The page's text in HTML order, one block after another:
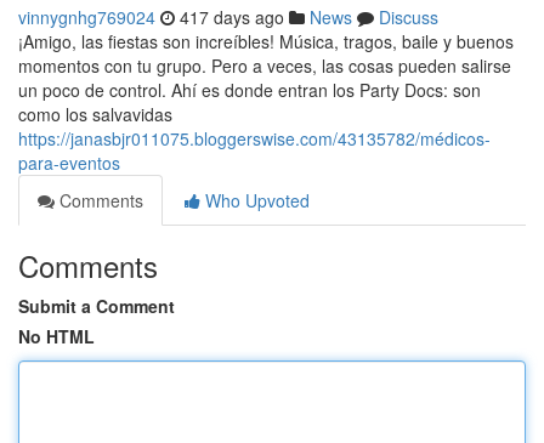
vinnygnhg769024 417 days ago News
Discuss
¡Amigo, las fiestas son increíbles! Música, tragos, baile y buenos
momentos con tu grupo. Pero a veces, las cosas pueden salirse
un poco de control. Ahí es donde entran los Party Docs: son
como los salvavidas
https://janasbjr011075.bloggerswise.com/43135782/médicos-
para-eventos
Comments
Who Upvoted
Comments
Submit a Comment
No HTML